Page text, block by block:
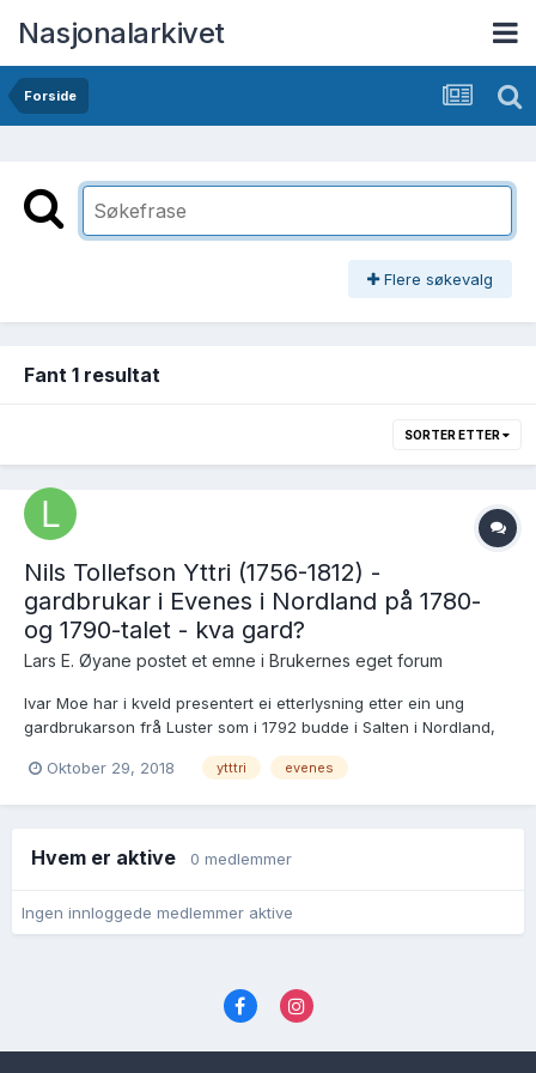
Nasjonalarkivet
Forside
Flere søkevalg
Fant 1 resultat
SORTER ETTER
Nils Tollefson Yttri (1756-1812) -
gardbrukar i Evenes i Nordland på 1780-
og 1790-talet - kva gard?
Lars E. Øyane postet et emne i Brukernes eget forum
Ivar Moe har i kveld presentert ei etterlysning etter ein ung
gardbrukarson frå Luster som i 1792 budde i Salten i Nordland,
manuskriptet mitt for denne Nils Tollefson:
Oktober 29, 2018 ytttri evenes
Hvem er aktive 0 medlemmer
Ingen innloggede medlemmer aktive